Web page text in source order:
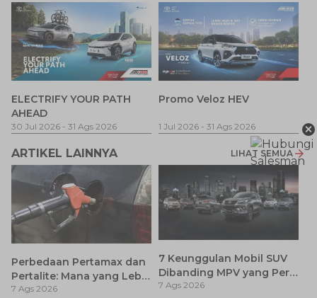
ELECTRIFY YOUR PATH
AHEAD
30 Jul 2026 - 31 Ags 2026
Promo Veloz HEV
1 Jul 2026 - 31 Ags 2026
ARTIKEL LAINNYA LIHAT SEMUA
Perbedaan Pertamax dan
Pertalite: Mana yang Lebih
Baik untuk Mobil Toyota
7 Ags 2026
7 Keunggulan Mobil SUV
Dibanding MPV yang Perlu
Anda Ketahui
7 Ags 2026
×